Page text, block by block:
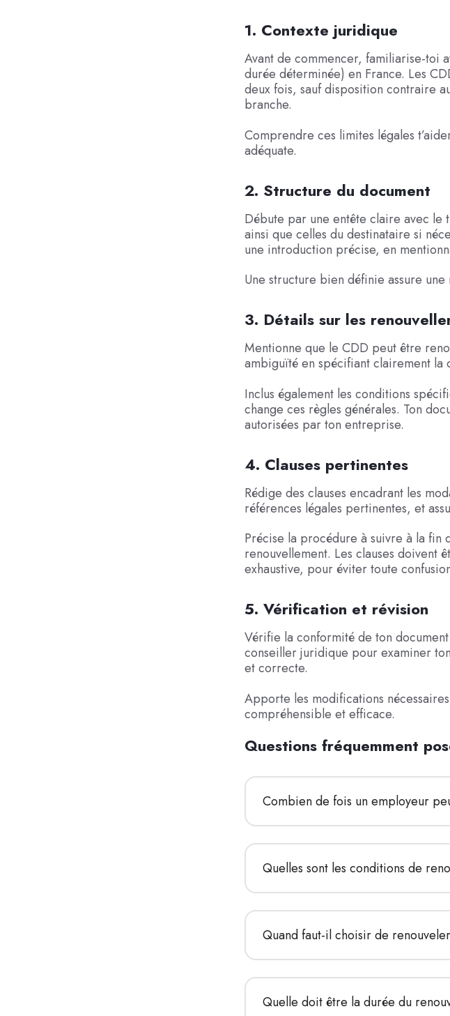
1. Contexte juridique
Avant de commencer, familiarise-toi
durée déterminée) en France. Les
deux fois, sauf disposition contraire
branche.
Comprendre ces limites légales
adéquate.
2. Structure du document
Débute par une entête claire avec le
ainsi que celles du destinataire si
une introduction précise, en
Une structure bien définie assure
3. Détails sur les
Mentionne que le CDD peut être
ambiguïté en spécifiant clairement la
Inclus également les conditions
change ces règles générales. Ton
autorisées par ton entreprise.
4. Clauses pertinentes
Rédige des clauses encadrant les
références légales pertinentes, et
Précise la procédure à suivre à la fin
renouvellement. Les clauses doivent
exhaustive, pour éviter toute
5. Vérification et révision
Vérifie la conformité de ton
conseiller juridique pour examiner
et correcte.
Apporte les modifications
compréhensible et efficace.
Questions fréquemment
Combien de fois un employeur
Quelles sont les conditions de
Quand faut-il choisir de
Quelle doit être la durée du